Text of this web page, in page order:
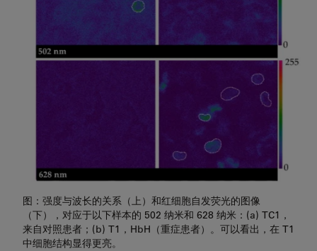
图：强度与波长的关系（上）和红细胞自发荧光的图像
（下），对应于以下样本的 502 纳米和 628 纳米：(a) TC1，
来自对照患者；(b) T1，HbH（重症患者）。可以看出，在 T1
中细胞结构显得更亮。